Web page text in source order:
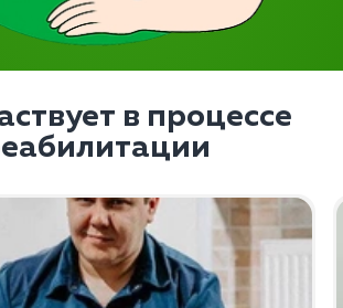
в процессе